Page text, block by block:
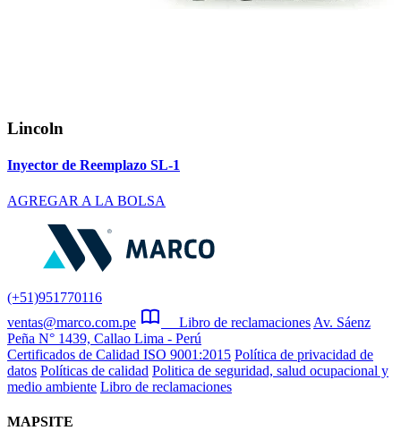
Lincoln
Inyector de Reemplazo SL-1
AGREGAR A LA BOLSA
(+51)951770116
ventas@marco.com.pe
Libro de reclamaciones Av. Sáenz
Peña N° 1439, Callao Lima - Perú
Certificados de Calidad ISO 9001:2015 Política de privacidad de
datos Políticas de calidad Politica de seguridad, salud ocupacional y
medio ambiente Libro de reclamaciones
MAPSITE